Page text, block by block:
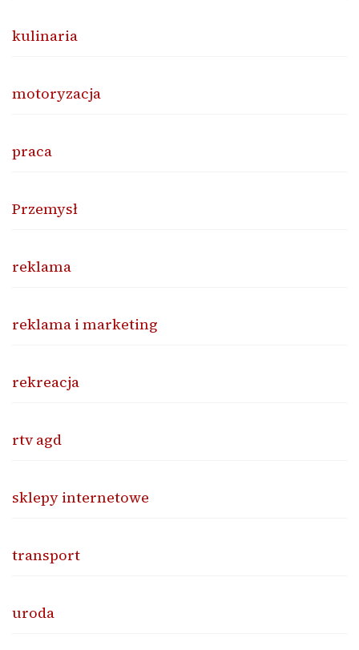
kulinaria
motoryzacja
praca
Przemysł
reklama
reklama i marketing
rekreacja
rtv agd
sklepy internetowe
transport
uroda